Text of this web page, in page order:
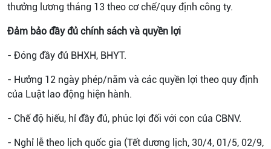
thưởng lương tháng 13 theo cơ chế/quy định công ty.
Đảm bảo đầy đủ chính sách và quyền lợi
- Đóng đầy đủ BHXH, BHYT.
- Hưởng 12 ngày phép/năm và các quyền lợi theo quy định
của Luật lao động hiện hành.
- Chế độ hiếu, hỉ đầy đủ, phúc lợi đối với con của CBNV.
- Nghỉ lễ theo lịch quốc gia (Tết dương lịch, 30/4, 01/5, 02/9,